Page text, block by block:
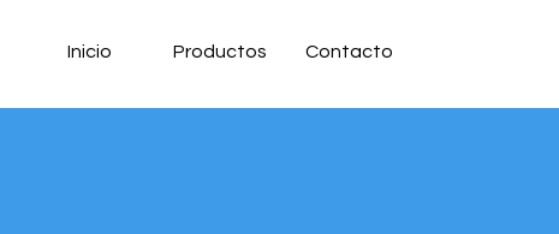
Inicio Productos Contacto